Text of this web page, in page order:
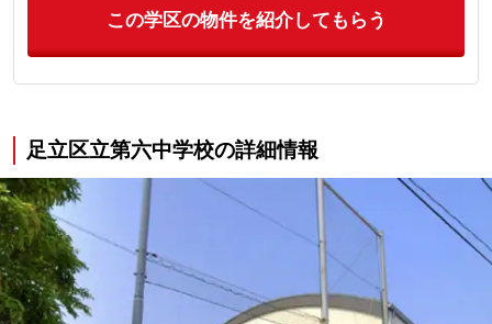
この学区の物件を紹介してもらう
足立区立第六中学校の詳細情報